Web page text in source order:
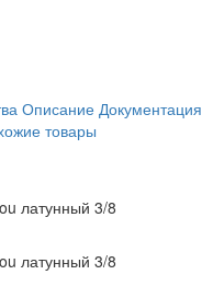
Описание Документация
товары